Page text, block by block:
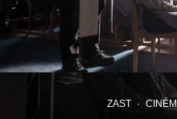
ZAST ·